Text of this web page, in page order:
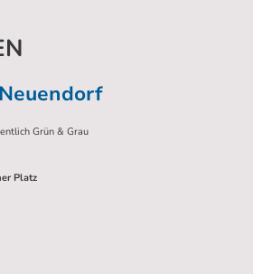
Grün & Grau
Platz